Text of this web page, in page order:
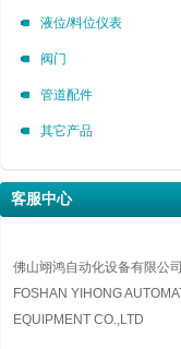
液位/料位仪表
阀门
管道配件
其它产品
客服中心
佛山翊鸿自动化设备有限公司
FOSHAN YIHONG
EQUIPMENT CO.,LTD